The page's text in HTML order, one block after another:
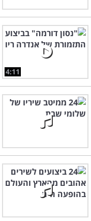
4:11